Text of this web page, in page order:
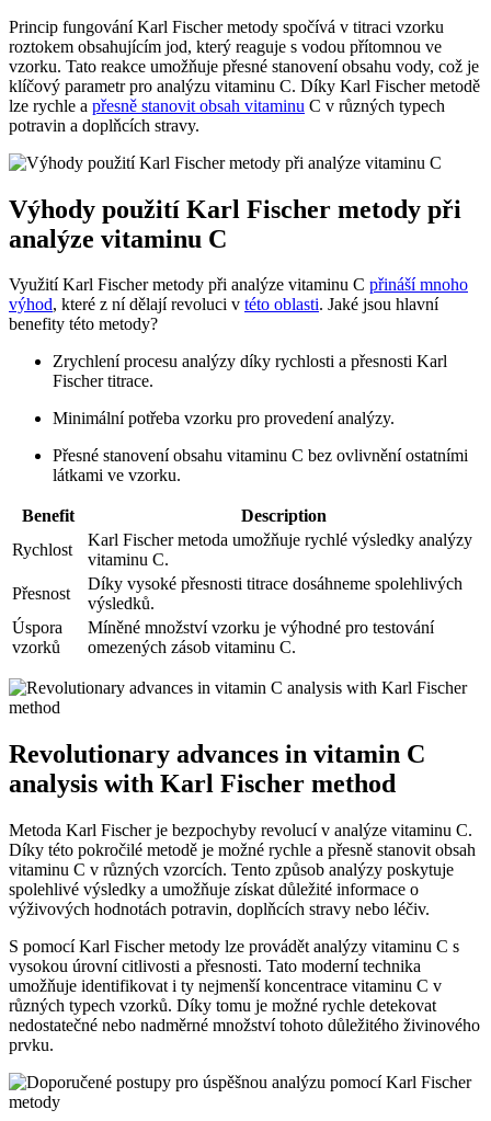
Princip fungování Karl Fischer metody spočívá v titraci vzorku
roztokem obsahujícím jod, který reaguje s vodou přítomnou ve
vzorku. Tato reakce umožňuje přesné stanovení obsahu vody, což je
klíčový parametr pro analýzu vitaminu C. Díky Karl Fischer metodě
lze rychle a přesně stanovit obsah vitaminu C v různých typech
potravin a doplňcích stravy.
Výhody použití Karl Fischer metody při
analýze vitaminu C
Využití Karl Fischer metody při analýze vitaminu C přináší mnoho
výhod, které z ní dělají revoluci v této oblasti. Jaké jsou hlavní
benefity této metody?
Zrychlení procesu analýzy díky rychlosti a přesnosti Karl
Fischer titrace.
Minimální potřeba vzorku pro provedení analýzy.
Přesné stanovení obsahu vitaminu C bez ovlivnění ostatními
látkami ve vzorku.
Benefit
Description
Rychlost
Karl Fischer metoda umožňuje rychlé výsledky analýzy
vitaminu C.
Přesnost
Díky vysoké přesnosti titrace dosáhneme spolehlivých
výsledků.
Úspora
vzorků
Míněné množství vzorku je výhodné pro testování
omezených zásob vitaminu C.
Revolutionary advances in vitamin C
analysis with Karl Fischer method
Metoda Karl Fischer je bezpochyby revolucí v analýze vitaminu C.
Díky této pokročilé metodě je možné rychle a přesně stanovit obsah
vitaminu C v různých vzorcích. Tento způsob analýzy poskytuje
spolehlivé výsledky a umožňuje získat důležité informace o
výživových hodnotách potravin, doplňcích stravy nebo léčiv.
S pomocí Karl Fischer metody lze provádět analýzy vitaminu C s
vysokou úrovní citlivosti a přesnosti. Tato moderní technika
umožňuje identifikovat i ty nejmenší koncentrace vitaminu C v
různých typech vzorků. Díky tomu je možné rychle detekovat
nedostatečné nebo nadměrné množství tohoto důležitého živinového
prvku.